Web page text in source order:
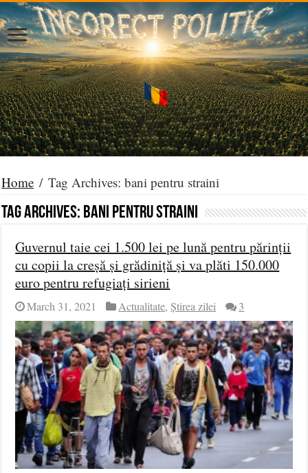
Home / Tag Archives: bani pentru straini
Tag Archives: bani pentru straini
Guvernul taie cei 1.500 lei pe lună pentru părinții
cu copii la creșă și grădiniță și va plăti 150.000
euro pentru refugiați sirieni
March 31, 2021 Actualitate,Știrea zilei 3